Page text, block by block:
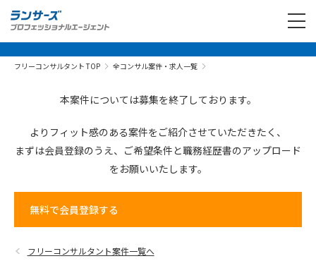
フリーコンサルタント TOP 全コンサル案件・求人一覧
本案件については募集を終了しております。
よりフィット感のある案件をご紹介させていただきたく、
まずは会員登録のうえ、 ご希望条件と職務経歴書のアップロード
をお願いいたします。
無料で会員登録する
フリーコンサルタント案件一覧へ